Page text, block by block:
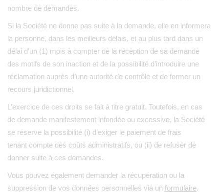
nombre de demandes.
Si la Société ne donne pas suite à la demande, elle en informera
la personne, dans les meilleurs délais, et au plus tard dans un
délai d’un (1) mois à compter de la réception de sa demande
des motifs de son inaction et de la possibilité d’introduire une
réclamation auprès d’une autorité de contrôle et de former un
recours juridictionnel.
L’exercice de ces droits se fait à titre gratuit. Toutefois, en cas
de demande manifestement infondée ou excessive, la Société
se réserve la possibilité (i) d’exiger le paiement de frais
tenant compte des coûts administratifs, ou (ii) de refuser de
donner suite à ces demandes.
Vous pouvez également demander la récupération ou la
suppression de vos données personnelles via un formulaire.